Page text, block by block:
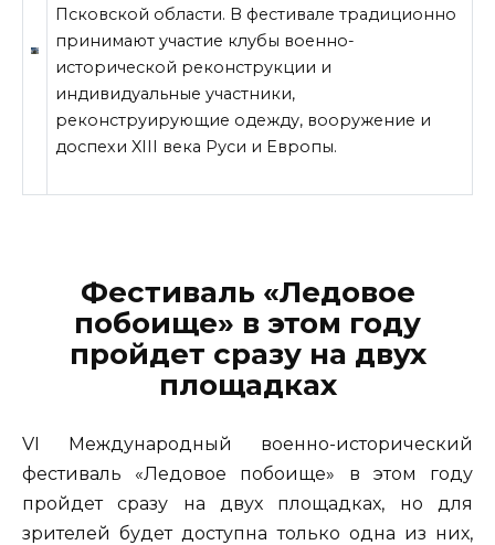
Псковской области. В фестивале традиционно
принимают участие клубы военно-
исторической реконструкции и
индивидуальные участники,
реконструирующие одежду, вооружение и
доспехи XIII века Руси и Европы.
Фестиваль «Ледовое
побоище» в этом году
пройдет сразу на двух
площадках
VI Международный военно-исторический
фестиваль «Ледовое побоище» в этом году
пройдет сразу на двух площадках, но для
зрителей будет доступна только одна из них,